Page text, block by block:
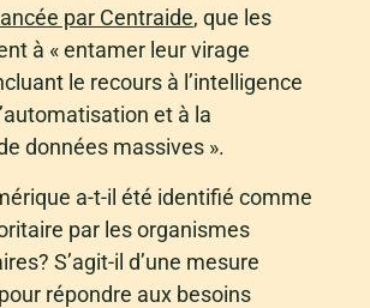
par Centraide, que les
à « entamer leur virage
le recours à l’intelligence
et à la
données massives ».
a-t-il été identifié comme
par les organismes
S’agit-il d’une mesure
répondre aux besoins